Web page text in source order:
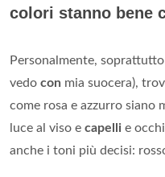
colori stanno bene
Personalmente,
vedo con mia suocera),
come rosa e azzurro siano
luce al viso e capelli e
anche i toni più decisi: